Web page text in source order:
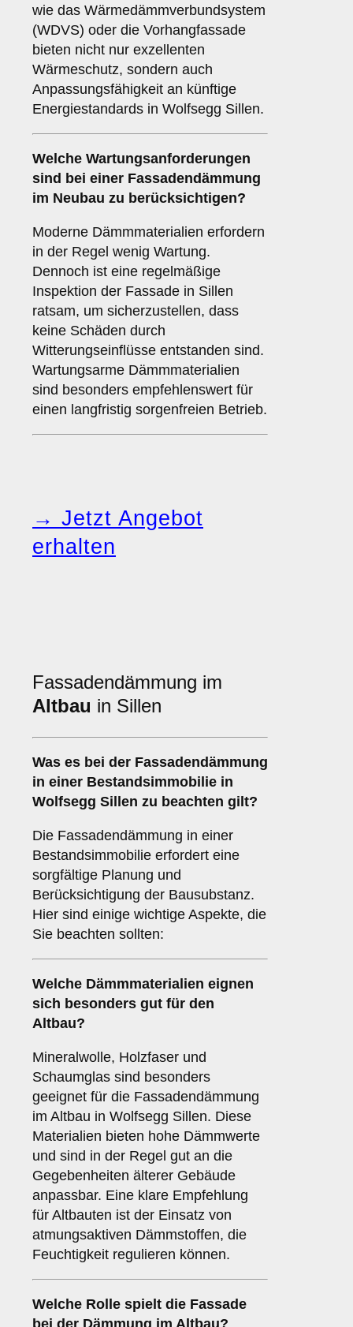
wie das Wärmedämmverbundsystem
(WDVS) oder die Vorhangfassade
bieten nicht nur exzellenten
Wärmeschutz, sondern auch
Anpassungsfähigkeit an künftige
Energiestandards in Wolfsegg Sillen.
Welche Wartungsanforderungen
sind bei einer Fassadendämmung
im Neubau zu berücksichtigen?
Moderne Dämmmaterialien erfordern
in der Regel wenig Wartung.
Dennoch ist eine regelmäßige
Inspektion der Fassade in Sillen
ratsam, um sicherzustellen, dass
keine Schäden durch
Witterungseinflüsse entstanden sind.
Wartungsarme Dämmmaterialien
sind besonders empfehlenswert für
einen langfristig sorgenfreien Betrieb.
→ Jetzt Angebot
erhalten
Fassadendämmung im
Altbau in Sillen
Was es bei der Fassadendämmung
in einer Bestandsimmobilie in
Wolfsegg Sillen zu beachten gilt?
Die Fassadendämmung in einer
Bestandsimmobilie erfordert eine
sorgfältige Planung und
Berücksichtigung der Bausubstanz.
Hier sind einige wichtige Aspekte, die
Sie beachten sollten:
Welche Dämmmaterialien eignen
sich besonders gut für den
Altbau?
Mineralwolle, Holzfaser und
Schaumglas sind besonders
geeignet für die Fassadendämmung
im Altbau in Wolfsegg Sillen. Diese
Materialien bieten hohe Dämmwerte
und sind in der Regel gut an die
Gegebenheiten älterer Gebäude
anpassbar. Eine klare Empfehlung
für Altbauten ist der Einsatz von
atmungsaktiven Dämmstoffen, die
Feuchtigkeit regulieren können.
Welche Rolle spielt die Fassade